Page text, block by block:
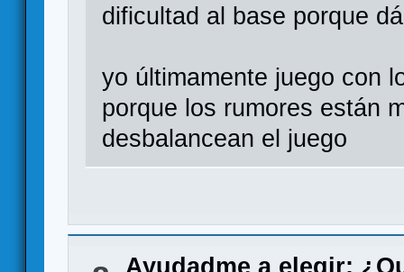
dificultad al base porque
yo últimamente juego con
porque los rumores están
desbalancean el juego